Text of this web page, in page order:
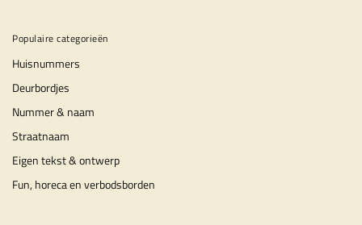
Populaire categorieën
Huisnummers
Deurbordjes
Nummer & naam
Straatnaam
Eigen tekst & ontwerp
Fun, horeca en verbodsborden